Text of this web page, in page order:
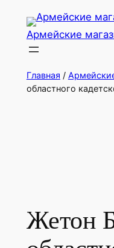
Перейти
содержимому
Армейские
Главная /
областного
Жетон